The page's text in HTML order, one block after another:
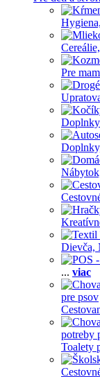
Hygiena,
Pre
Dievča,
... viac
pre psov
potreby
Toalety